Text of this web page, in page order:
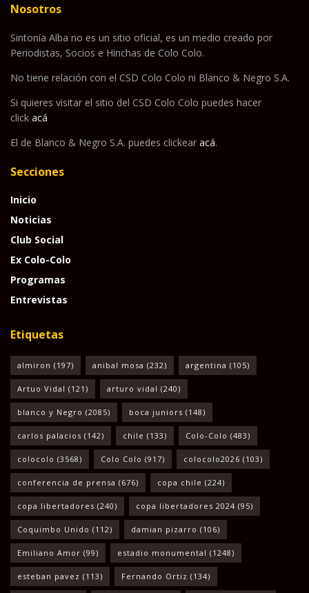
Nosotros
Sintonía Alba no es un sitio oficial, es un medio creado por
Periodistas, Socios e Hinchas de Colo Colo.
No tiene relación con el CSD Colo Colo ni Blanco & Negro S.A.
Si quieres visitar el sitio del CSD Colo Colo puedes hacer
click acá
El de Blanco & Negro S.A. puedes clickear acá.
Secciones
Inicio
Noticias
Club Social
Ex Colo-Colo
Programas
Entrevistas
Etiquetas
almiron (197) anibal mosa (232) argentina (105)
Artuo Vidal (121) arturo vidal (240)
blanco y Negro (2085) boca juniors (148)
carlos palacios (142) chile (133) Colo-Colo (483)
colocolo (3568) Colo Colo (917) colocolo2026 (103)
conferencia de prensa (676) copa chile (224)
copa libertadores (240) copa libertadores 2024 (95)
Coquimbo Unido (112) damian pizarro (106)
Emiliano Amor (99) estadio monumental (1248)
esteban pavez (113) Fernando Ortiz (134)